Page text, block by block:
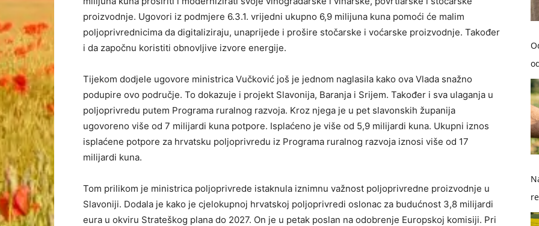
proizvodnje. Ugovori iz podmjere 6.3.1. vrijedni ukupno 6,9 milijuna kuna pomoći će malim
poljoprivrednicima da digitaliziraju, unaprijede i prošire stočarske i voćarske proizvodnje. Također
i da započnu koristiti obnovljive izvore energije.
Tijekom dodjele ugovore ministrica Vučković još je jednom naglasila kako ova Vlada snažno
podupire ovo područje. To dokazuje i projekt Slavonija, Baranja i Srijem. Također i sva ulaganja u
poljoprivredu putem Programa ruralnog razvoja. Kroz njega je u pet slavonskih županija
ugovoreno više od 7 milijardi kuna potpore. Isplaćeno je više od 5,9 milijardi kuna. Ukupni iznos
isplaćene potpore za hrvatsku poljoprivredu iz Programa ruralnog razvoja iznosi više od 17
milijardi kuna.
Tom prilikom je ministrica poljoprivrede istaknula iznimnu važnost poljoprivredne proizvodnje u
Slavoniji. Dodala je kako je cjelokupnoj hrvatskoj poljoprivredi oslonac za budućnost 3,8 milijardi
eura u okviru Strateškog plana do 2027. On je u petak poslan na odobrenje Europskoj komisiji. Pri